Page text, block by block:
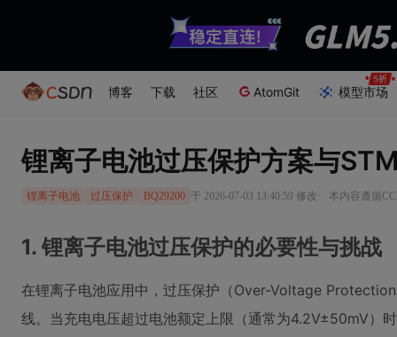
博客 下载 社区 AtomGit 模型市场
锂离子电池过压保护方案与
锂离子电池 过压保护 BQ29200 于 2026-07-03 13:40:59 修改 · 本内容遵循
1. 锂离子电池过压保护的必要性与挑战
在锂离子电池应用中，过压保护（Over-Voltage
线。当充电电压超过电池额定上限（通常为4.2V±50mV）